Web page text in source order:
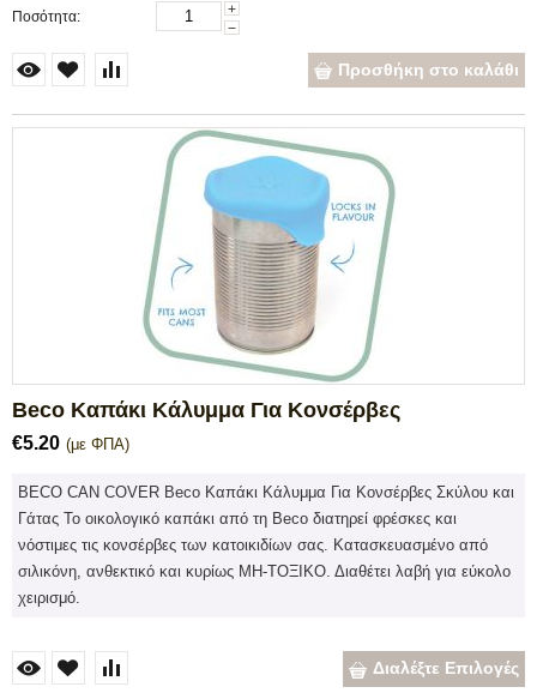
Ποσότητα:
+
−
Προσθήκη στο καλάθι
Beco Καπάκι Κάλυμμα Για Κονσέρβες
€5.20 (με ΦΠΑ)
BECO CAN COVER Beco Καπάκι Κάλυμμα Για Κονσέρβες Σκύλου και
Γάτας Το οικολογικό καπάκι από τη Beco διατηρεί φρέσκες και
νόστιμες τις κονσέρβες των κατοικιδίων σας. Κατασκευασμένο από
σιλικόνη, ανθεκτικό και κυρίως ΜΗ-ΤΟΞΙΚΟ. Διαθέτει λαβή για εύκολο
χειρισμό.
Διαλέξτε Επιλογές